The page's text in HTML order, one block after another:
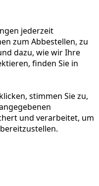
jederzeit
zum Abbestellen, zu
dazu, wie wir Ihre
finden Sie in
stimmen Sie zu,
und verarbeitet, um